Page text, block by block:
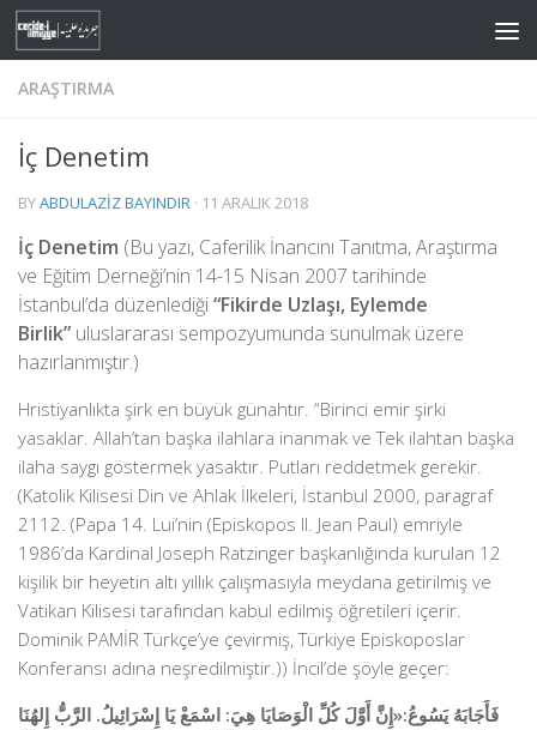
Skip to content
ARAŞTIRMA
İç Denetim
BYABDULAZIZ BAYINDIR · 11 ARALIK 2018
İç Denetim (Bu yazı, Caferilik İnancını Tanıtma, Araştırma
ve Eğitim Derneği’nin 14-15 Nisan 2007 tarihinde
İstanbul’da düzenlediği“Fikirde Uzlaşı, Eylemde
Birlik” uluslararası sempozyumunda sunulmak üzere
hazırlanmıştır.)
Hristiyanlıkta şirk en büyük günahtır. “Birinci emir şirki
yasaklar. Allah’tan başka ilahlara inanmak ve Tek ilahtan başka
ilaha saygı göstermek yasaktır. Putları reddetmek gerekir.
(Katolik Kilisesi Din ve Ahlak İlkeleri, İstanbul 2000, paragraf
2112. (Papa 14. Lui’nin (Episkopos II. Jean Paul) emriyle
1986’da Kardinal Joseph Ratzinger başkanlığında kurulan 12
kişilik bir heyetin altı yıllık çalışmasıyla meydana getirilmiş ve
Vatikan Kilisesi tarafından kabul edilmiş öğretileri içerir.
Dominik PAMİR Türkçe’ye çevirmiş, Türkiye Episkoposlar
Konferansı adına neşredilmiştir.)) İncil’de şöyle geçer:
فَأَجَابَهُ يَسُوعُ:«إِنَّ أَوَّلَ كُلِّ الْوَصَايَا هِيَ: اسْمَعْ يَا إِسْرَائِيلُ. الرَّبُّ إِلهُنَا